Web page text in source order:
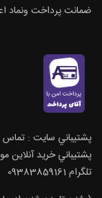
ضمانت پرداخت ونماد
پشتيباني سايت : تماس 09383859161
پشتيباني خريد آنلاين
تلگرام 09383859161